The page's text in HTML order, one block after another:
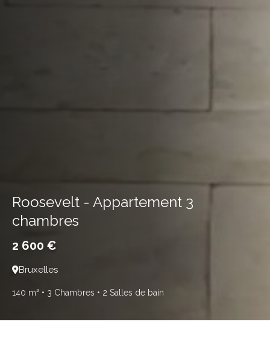
Roosevelt - Appartement 3
chambres
2 600 €
Bruxelles
140 m² • 3 Chambres • 2 Salles de bain